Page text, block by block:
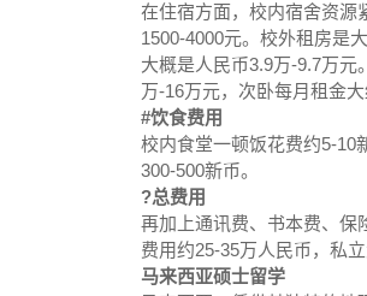
在住宿方面，校内宿舍资源
1500-4000元。校外租房是
大概是人民币3.9万-9.7万元
万-16万元，次卧每月租金
#饮食费用
校内食堂一顿饭花费约5-10
300-500新币。
?总费用
再加上通讯费、书本费、保
费用约25-35万人民币，私
马来西亚硕士留学